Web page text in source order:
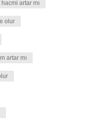
hacmi artar mı
olur
artar mı